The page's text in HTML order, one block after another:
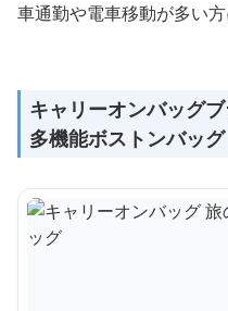
車通勤や電車移動が多い方
キャリーオンバッグ
多機能ボストンバッグ